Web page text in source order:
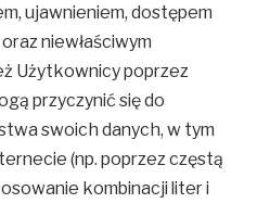
ujawnieniem, dostępem
niewłaściwym
Użytkownicy poprzez
przyczynić się do
swoich danych, w tym
(np. poprzez częstą
kombinacji liter i